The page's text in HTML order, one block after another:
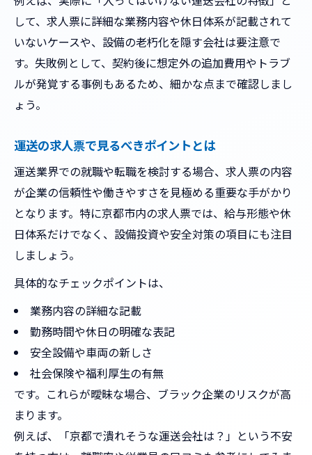
して、求人票に詳細な業務内容や休日体系が記載されて
いないケースや、設備の老朽化を隠す会社は要注意で
す。失敗例として、契約後に想定外の追加費用やトラブ
ルが発覚する事例もあるため、細かな点まで確認しまし
ょう。
運送の求人票で見るべきポイントとは
運送業界での就職や転職を検討する場合、求人票の内容
が企業の信頼性や働きやすさを見極める重要な手がかり
となります。特に京都市内の求人票では、給与形態や休
日体系だけでなく、設備投資や安全対策の項目にも注目
しましょう。
具体的なチェックポイントは、
業務内容の詳細な記載
勤務時間や休日の明確な表記
安全設備や車両の新しさ
社会保険や福利厚生の有無
です。これらが曖昧な場合、ブラック企業のリスクが高
まります。
例えば、「京都で潰れそうな運送会社は？」という不安